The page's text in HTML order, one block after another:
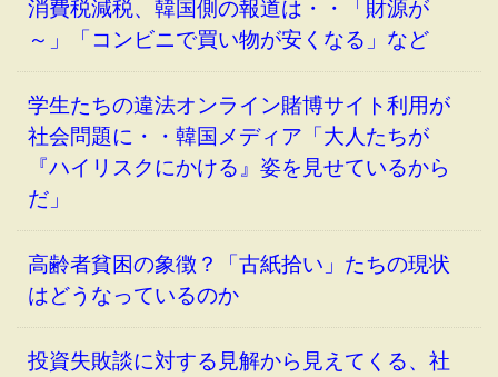
消費税減税、韓国側の報道は・・「財源が
～」「コンビニで買い物が安くなる」など
学生たちの違法オンライン賭博サイト利用が
社会問題に・・韓国メディア「大人たちが
『ハイリスクにかける』姿を見せているから
だ」
高齢者貧困の象徴？「古紙拾い」たちの現状
はどうなっているのか
投資失敗談に対する見解から見えてくる、社